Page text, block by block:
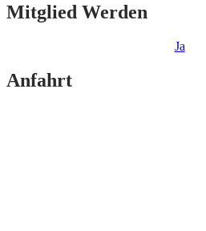
Mitglied Werden
Ja
Anfahrt